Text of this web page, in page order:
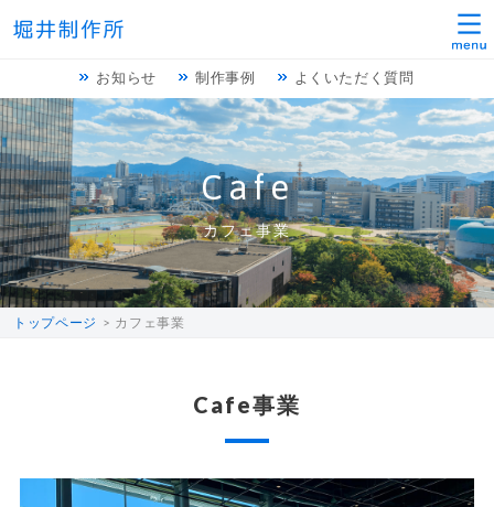
お知らせ 制作事例 よくいただく質問
Cafe
カフェ事業
トップページ カフェ事業
Cafe事業